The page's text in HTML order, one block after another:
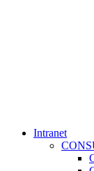
Intranet